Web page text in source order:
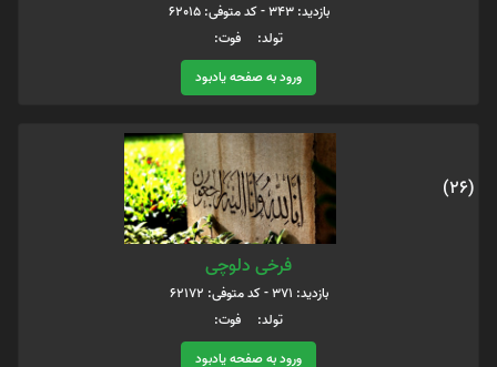
بازدید: 343 - کد متوفی: 62015
تولد: فوت:
ورود به صفحه یادبود
(26)
فرخی دلوچی
بازدید: 371 - کد متوفی: 62172
تولد: فوت:
ورود به صفحه یادبود